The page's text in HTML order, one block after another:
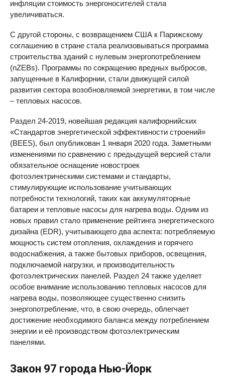
инфляции стоимость энергоносителей стала
увеличиваться.
С другой стороны, с возвращением США к Парижскому
соглашению в стране стала реализовываться программа
строительства зданий с нулевым энергопотреблением
(nZEBs). Программы по сокращению вредных выбросов,
запущенные в Калифорнии, стали движущей силой
развития сектора возобновляемой энергетики, в том числе
– тепловых насосов.
Раздел 24-2019, новейшая редакция калифорнийских
«Стандартов энергетической эффективности строений»
(BEES), был опубликован 1 января 2020 года. Заметными
изменениями по сравнению с предыдущей версией стали
обязательное оснащение новостроек
фотоэлектрическими системами и стандарты,
стимулирующие использование учитывающих
потребности технологий, таких как аккумуляторные
батареи и тепловые насосы для нагрева воды. Одним из
новых правил стало применение рейтинга энергетического
дизайна (EDR), учитывающего два аспекта: потребляемую
мощность систем отопления, охлаждения и горячего
водоснабжения, а также бытовых приборов, освещения,
подключаемой нагрузки, и производительность
фотоэлектрических панелей. Раздел 24 также уделяет
особое внимание использованию тепловых насосов для
нагрева воды, позволяющее существенно снизить
энергопотребление, что, в свою очередь, облегчает
достижение необходимого баланса между потреблением
энергии и её производством фотоэлектрическим
панелями.
Закон 97 города Нью-Йорк